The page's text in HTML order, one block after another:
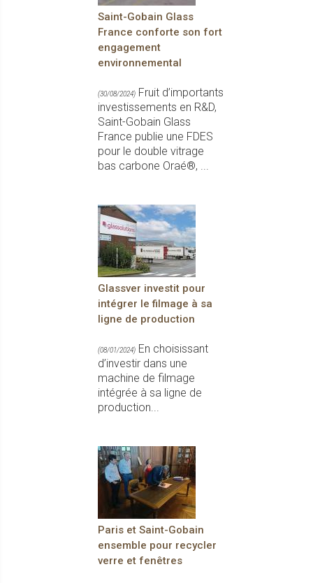
Saint-Gobain Glass
France conforte son fort
engagement
environnemental
(30/08/2024) Fruit d’importants
investissements en R&D,
Saint-Gobain Glass
France publie une FDES
pour le double vitrage
bas carbone Oraé®, ...
Glassver investit pour
intégrer le filmage à sa
ligne de production
(08/01/2024) En choisissant
d’investir dans une
machine de filmage
intégrée à sa ligne de
production...
Paris et Saint-Gobain
ensemble pour recycler
verre et fenêtres